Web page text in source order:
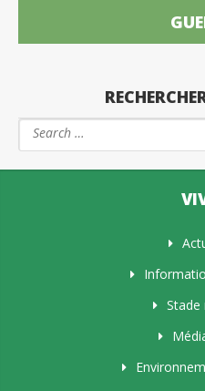
Stade